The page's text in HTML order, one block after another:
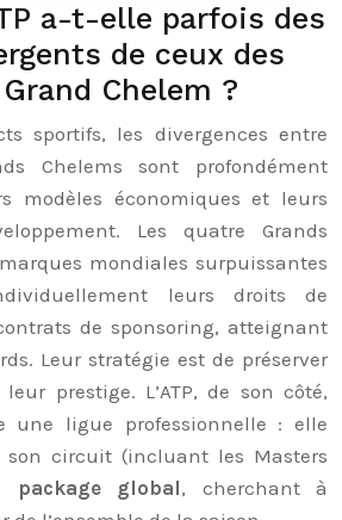
a-t-elle parfois des
de ceux des
Chelem ?
sportifs, les divergences entre
Chelems sont profondément
modèles économiques et leurs
Les quatre Grands
mondiales surpuissantes
leurs droits de
de sponsoring, atteignant
Leur stratégie est de préserver
prestige. L’ATP, de son côté,
une ligue professionnelle : elle
circuit (incluant les Masters
package global, cherchant à